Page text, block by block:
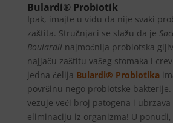
Bulardi® Probiotik
Ipak, imajte u vidu da nije svaki
zaštita. Stručnjaci se slažu da je
Boulardii najmoćnija probiotska
najjaču zaštitu vašeg stomaka i
jedna ćelija Bulardi® Probiotika
površinu nego probiotske bakterije.
vezuje veći broj patogena i
eliminaciju iz organizma! U ponudi,